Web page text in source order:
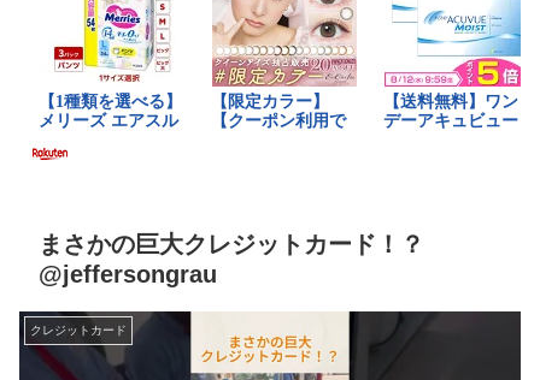
まさかの巨大クレジットカード！？
@jeffersongrau
クレジットカード